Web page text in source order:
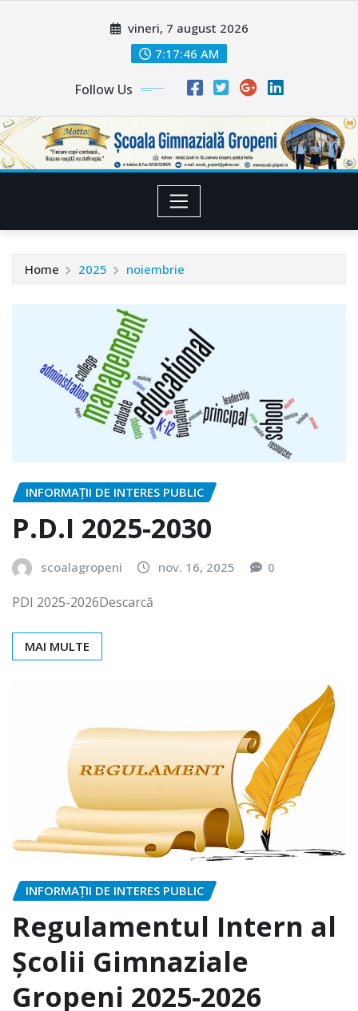
vineri, 7 august 2026
7:17:47 AM
Follow Us
Home 2025 noiembrie
INFORMAȚII DE INTERES PUBLIC
P.D.I 2025-2030
scoalagropeni nov. 16, 2025 0
PDI 2025-2026Descarcă
MAI MULTE
INFORMAȚII DE INTERES PUBLIC
Regulamentul Intern al
Școlii Gimnaziale
Gropeni 2025-2026